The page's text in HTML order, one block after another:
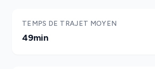
TEMPS DE TRAJET MOYEN
49min